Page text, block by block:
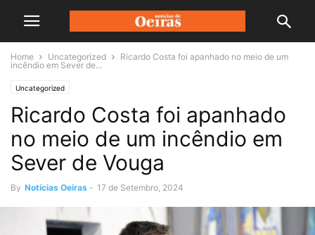
Home Uncategorized
Ricardo Costa foi apanhado no meio de um
incêndio em Sever de...
Uncategorized
Ricardo Costa foi apanhado
no meio de um incêndio em
Sever de Vouga
By Notícias Oeiras - 17 de Setembro, 2024